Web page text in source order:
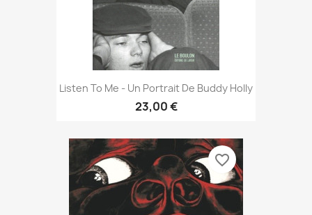
Listen To Me - Un Portrait De Buddy Holly
23,00 €
favorite_border